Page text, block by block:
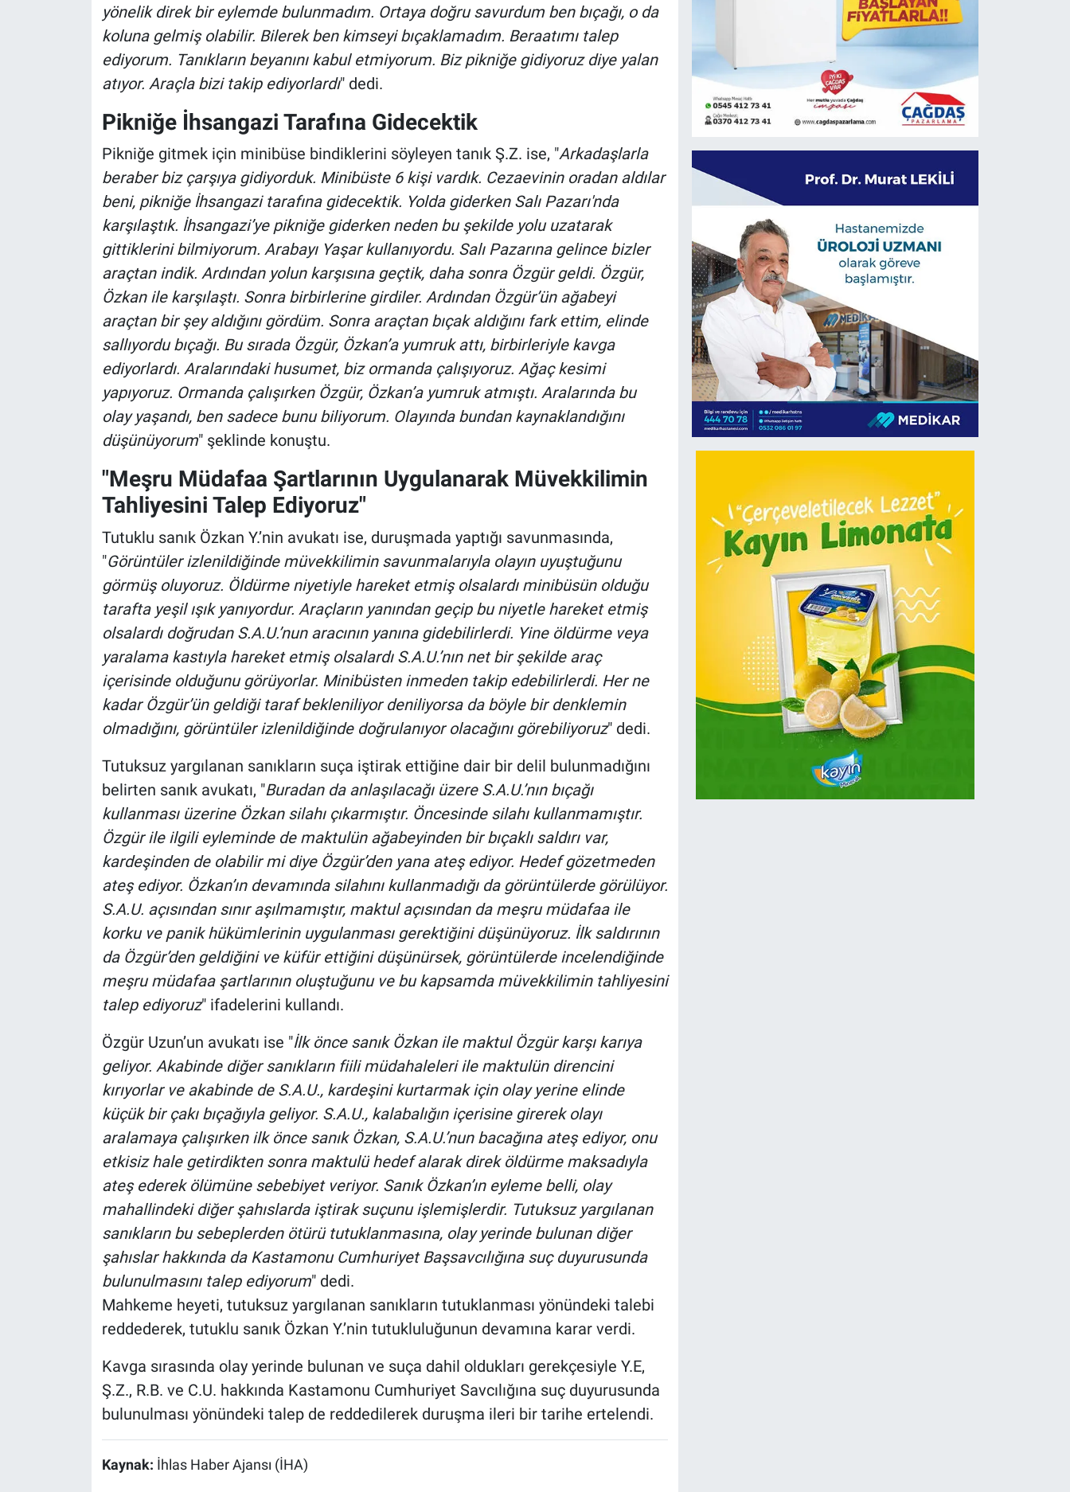
yönelik direk bir eylemde bulunmadım. Ortaya doğru savurdum ben bıçağı, o da
koluna gelmiş olabilir. Bilerek ben kimseyi bıçaklamadım. Beraatımı talep
ediyorum. Tanıkların beyanını kabul etmiyorum. Biz pikniğe gidiyoruz diye yalan
atıyor. Araçla bizi takip ediyorlardı" dedi.
Pikniğe İhsangazi Tarafına Gidecektik
Pikniğe gitmek için minibüse bindiklerini söyleyen tanık Ş.Z. ise, "Arkadaşlarla
beraber biz çarşıya gidiyorduk. Minibüste 6 kişi vardık. Cezaevinin oradan aldılar
beni, pikniğe İhsangazi tarafına gidecektik. Yolda giderken Salı Pazarı'nda
karşılaştık. İhsangazi’ye pikniğe giderken neden bu şekilde yolu uzatarak
gittiklerini bilmiyorum. Arabayı Yaşar kullanıyordu. Salı Pazarına gelince bizler
araçtan indik. Ardından yolun karşısına geçtik, daha sonra Özgür geldi. Özgür,
Özkan ile karşılaştı. Sonra birbirlerine girdiler. Ardından Özgür’ün ağabeyi
araçtan bir şey aldığını gördüm. Sonra araçtan bıçak aldığını fark ettim, elinde
sallıyordu bıçağı. Bu sırada Özgür, Özkan’a yumruk attı, birbirleriyle kavga
ediyorlardı. Aralarındaki husumet, biz ormanda çalışıyoruz. Ağaç kesimi
yapıyoruz. Ormanda çalışırken Özgür, Özkan’a yumruk atmıştı. Aralarında bu
olay yaşandı, ben sadece bunu biliyorum. Olayında bundan kaynaklandığını
düşünüyorum" şeklinde konuştu.
"Meşru Müdafaa Şartlarının Uygulanarak Müvekkilimin
Tahliyesini Talep Ediyoruz"
Tutuklu sanık Özkan Y.’nin avukatı ise, duruşmada yaptığı savunmasında,
"Görüntüler izlenildiğinde müvekkilimin savunmalarıyla olayın uyuştuğunu
görmüş oluyoruz. Öldürme niyetiyle hareket etmiş olsalardı minibüsün olduğu
tarafta yeşil ışık yanıyordur. Araçların yanından geçip bu niyetle hareket etmiş
olsalardı doğrudan S.A.U.’nun aracının yanına gidebilirlerdi. Yine öldürme veya
yaralama kastıyla hareket etmiş olsalardı S.A.U.’nın net bir şekilde araç
içerisinde olduğunu görüyorlar. Minibüsten inmeden takip edebilirlerdi. Her ne
kadar Özgür’ün geldiği taraf bekleniliyor deniliyorsa da böyle bir denklemin
olmadığını, görüntüler izlenildiğinde doğrulanıyor olacağını görebiliyoruz" dedi.
Tutuksuz yargılanan sanıkların suça iştirak ettiğine dair bir delil bulunmadığını
belirten sanık avukatı, "Buradan da anlaşılacağı üzere S.A.U.’nın bıçağı
kullanması üzerine Özkan silahı çıkarmıştır. Öncesinde silahı kullanmamıştır.
Özgür ile ilgili eyleminde de maktulün ağabeyinden bir bıçaklı saldırı var,
kardeşinden de olabilir mi diye Özgür’den yana ateş ediyor. Hedef gözetmeden
ateş ediyor. Özkan’ın devamında silahını kullanmadığı da görüntülerde görülüyor.
S.A.U. açısından sınır aşılmamıştır, maktul açısından da meşru müdafaa ile
korku ve panik hükümlerinin uygulanması gerektiğini düşünüyoruz. İlk saldırının
da Özgür’den geldiğini ve küfür ettiğini düşünürsek, görüntülerde incelendiğinde
meşru müdafaa şartlarının oluştuğunu ve bu kapsamda müvekkilimin tahliyesini
talep ediyoruz" ifadelerini kullandı.
Özgür Uzun’un avukatı ise "İlk önce sanık Özkan ile maktul Özgür karşı karıya
geliyor. Akabinde diğer sanıkların fiili müdahaleleri ile maktulün direncini
kırıyorlar ve akabinde de S.A.U., kardeşini kurtarmak için olay yerine elinde
küçük bir çakı bıçağıyla geliyor. S.A.U., kalabalığın içerisine girerek olayı
aralamaya çalışırken ilk önce sanık Özkan, S.A.U.’nun bacağına ateş ediyor, onu
etkisiz hale getirdikten sonra maktulü hedef alarak direk öldürme maksadıyla
ateş ederek ölümüne sebebiyet veriyor. Sanık Özkan’ın eyleme belli, olay
mahallindeki diğer şahıslarda iştirak suçunu işlemişlerdir. Tutuksuz yargılanan
sanıkların bu sebeplerden ötürü tutuklanmasına, olay yerinde bulunan diğer
şahıslar hakkında da Kastamonu Cumhuriyet Başsavcılığına suç duyurusunda
bulunulmasını talep ediyorum" dedi.
Mahkeme heyeti, tutuksuz yargılanan sanıkların tutuklanması yönündeki talebi
reddederek, tutuklu sanık Özkan Y.’nin tutukluluğunun devamına karar verdi.
Kavga sırasında olay yerinde bulunan ve suça dahil oldukları gerekçesiyle Y.E,
Ş.Z., R.B. ve C.U. hakkında Kastamonu Cumhuriyet Savcılığına suç duyurusunda
bulunulması yönündeki talep de reddedilerek duruşma ileri bir tarihe ertelendi.
Kaynak: İhlas Haber Ajansı (İHA)